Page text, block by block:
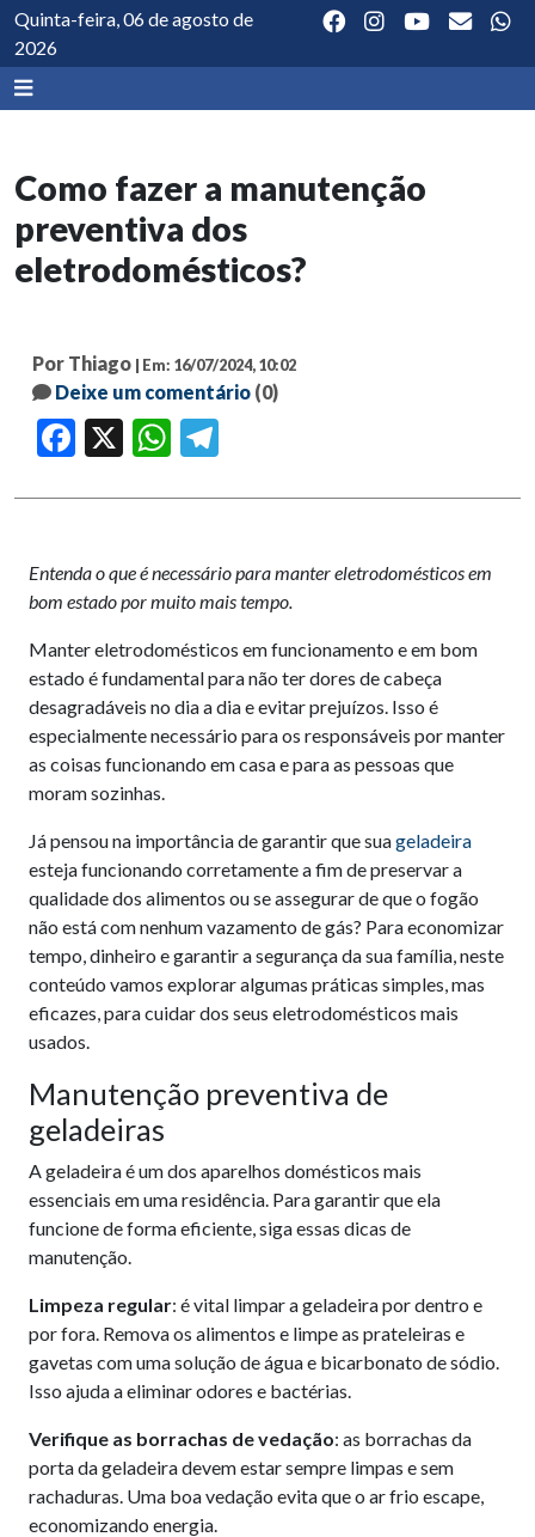
Quinta-feira, 06 de agosto de
2026
Como fazer a manutenção
preventiva dos
eletrodomésticos?
Por Thiago | Em: 16/07/2024, 10:02
Deixe um comentário (0)
Facebook WhatsApp
Entenda o que é necessário para manter eletrodomésticos em
bom estado por muito mais tempo.
Manter eletrodomésticos em funcionamento e em bom
estado é fundamental para não ter dores de cabeça
desagradáveis no dia a dia e evitar prejuízos. Isso é
especialmente necessário para os responsáveis por manter
as coisas funcionando em casa e para as pessoas que
moram sozinhas.
Já pensou na importância de garantir que suageladeira
esteja funcionando corretamente a fim de preservar a
qualidade dos alimentos ou se assegurar de que o fogão
não está com nenhum vazamento de gás? Para economizar
tempo, dinheiro e garantir a segurança da sua família, neste
conteúdo vamos explorar algumas práticas simples, mas
eficazes, para cuidar dos seus eletrodomésticos mais
usados.
Manutenção preventiva de
geladeiras
A geladeira é um dos aparelhos domésticos mais
essenciais em uma residência. Para garantir que ela
funcione de forma eficiente, siga essas dicas de
manutenção.
Limpeza regular: é vital limpar a geladeira por dentro e
por fora. Remova os alimentos e limpe as prateleiras e
gavetas com uma solução de água e bicarbonato de sódio.
Isso ajuda a eliminar odores e bactérias.
Verifique as borrachas de vedação: as borrachas da
porta da geladeira devem estar sempre limpas e sem
rachaduras. Uma boa vedação evita que o ar frio escape,
economizando energia.